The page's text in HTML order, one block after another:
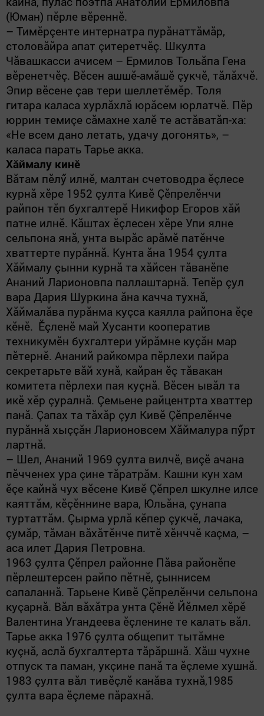
(Юман) пӗрле вӗреннӗ.
– Тимӗрçенте интернатра пурăнаттăмăр,
столовăйра апат çитеретчӗç. Шкулта
Чăвашкасси ачисем – Ермилов Тольăпа Гена
вӗренетчӗç. Вӗсен ашшӗ-амăшӗ çукчӗ, тăлăхчӗ.
Эпир вӗсене çав тери шеллетӗмӗр. Толя
гитара каласа хурлăхлă юрăсем юрлатчӗ. Пӗр
юррин темиçе сăмахне халӗ те астăватăп-ха:
«Не всем дано летать, удачу догонять», –
каласа парать Тарье акка.
Хăймалу кинӗ
Вăтам пӗлӳ илнӗ, малтан счетоводра ӗçлесе
курнă хӗре 1952 çулта Кивӗ Çӗпрелӗнчи
райпон тӗп бухгалтерӗ Никифор Егоров хăй
патне илнӗ. Кăштах ӗçлесен хӗре Упи ялне
сельпона янă, унта вырăс арăмӗ патӗнче
хваттерте пурăннă. Кунта ăна 1954 çулта
Хăймалу çынни курнă та хăйсен тăванӗпе
Ананий Ларионовпа паллаштарнă. Тепӗр çул
вара Дария Шуркина ăна качча тухнă,
Хăймалăва пурăнма куçса каялла райпона ӗçе
кӗнӗ. Ӗçленӗ май Хусанти кооператив
техникумӗн бухгалтери уйрăмне куçăн мар
пӗтернӗ. Ананий райкомра пӗрлехи пайра
секретарьте вăй хунă, кайран ӗç тăвакан
комитета пӗрлехи пая куçнă. Вӗсен ывăл та
икӗ хӗр çуралнă. Çемьене райцентрта хваттер
панă. Çапах та тăхăр çул Кивӗ Çӗпрелӗнче
пурăннă хыççăн Ларионовсем Хăймалура пӳрт
лартнă.
– Шел, Ананий 1969 çулта вилчӗ, виçӗ ачана
пӗчченех ура çине тăратрăм. Кашни кун хам
ӗçе кайнă чух вӗсене Кивӗ Çӗпрел шкулне илсе
каяттăм, кӗçӗннине вара, Юльăна, çунапа
туртаттăм. Çырма урлă кӗпер çукчӗ, лачака,
çумăр, тăман вăхăтӗнче питӗ хӗнччӗ каçма, –
аса илет Дария Петровна.
1963 çулта Çӗпрел районне Пăва районӗпе
пӗрлештерсен райпо пӗтнӗ, çыннисем
сапаланнă. Тарьене Кивӗ Çӗпрелӗнчи сельпона
куçарнă. Вăл вăхăтра унта Çӗнӗ Йӗлмел хӗрӗ
Валентина Угандеева ӗçленине те калать вăл.
Тарье акка 1976 çулта общепит тытăмне
куçнă, аслă бухгалтерта тăрăршнă. Хăш чухне
отпуск та паман, укçине панă та ӗçлеме хушнă.
1983 çулта вăл тивӗçлӗ канăва тухнă,1985
çулта вара ӗçлеме пăрахнă.